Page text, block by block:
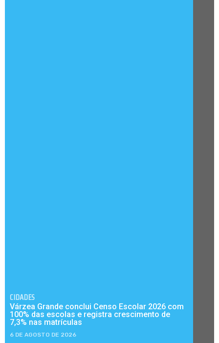
CIDADES
Várzea Grande conclui Censo Escolar 2026 com
100% das escolas e registra crescimento de
7,3% nas matrículas
6 DE AGOSTO DE 2026